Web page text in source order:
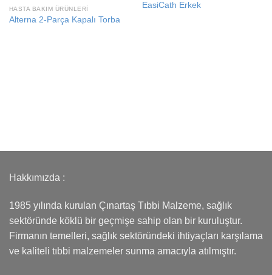
HASTA BAKIM ÜRÜNLERI
Alterna 2-Parça Kapalı Torba
EasiCath Erkek
Hakkımızda :
1985 yılında kurulan Çınartaş Tıbbi Malzeme, sağlık
sektöründe köklü bir geçmişe sahip olan bir kuruluştur.
Firmanın temelleri, sağlık sektöründeki ihtiyaçları karşılama
ve kaliteli tıbbi malzemeler sunma amacıyla atılmıştır.